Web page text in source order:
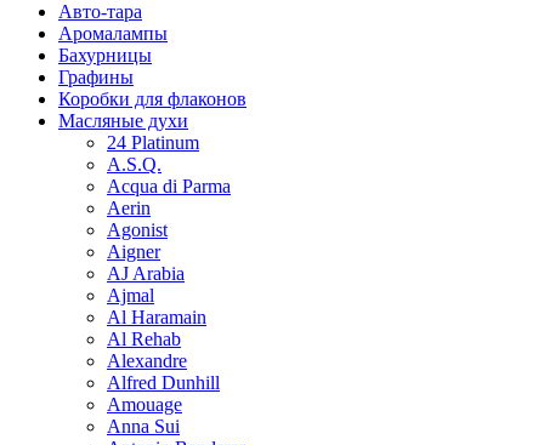
Авто-тара
Аромалампы
Бахурницы
Графины
Коробки для флаконов
Масляные духи
24 Platinum
A.S.Q.
Acqua di Parma
Aerin
Agonist
Aigner
AJ Arabia
Ajmal
Al Haramain
Al Rehab
Alexandre
Alfred Dunhill
Amouage
Anna Sui